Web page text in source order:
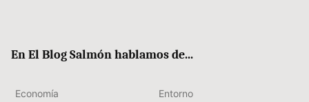
En El Blog Salmón hablamos de...
Economía Entorno